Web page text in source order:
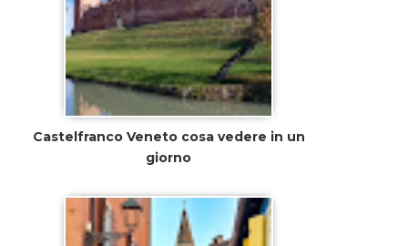
Castelfranco Veneto cosa vedere in un
giorno